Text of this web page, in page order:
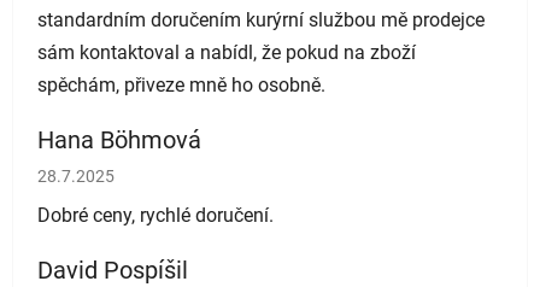
standardním doručením kurýrní službou mě prodejce
sám kontaktoval a nabídl, že pokud na zboží
spěchám, přiveze mně ho osobně.
Hana Böhmová
Hodnocení obchodu je 5 z 5 hvězdiček.
28.7.2025
Dobré ceny, rychlé doručení.
David Pospíšil